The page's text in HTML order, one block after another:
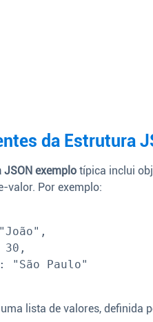
da Estrutura
JSON exemplo típica inclui
valor. Por exemplo:
lista de valores, definida